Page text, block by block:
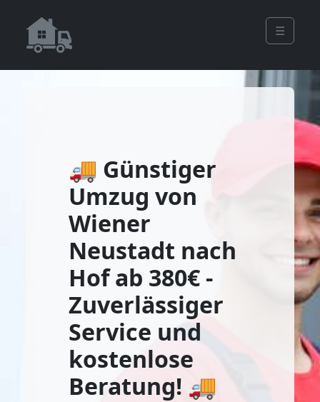
☰
🚚 Günstiger
Umzug von
Wiener
Neustadt nach
Hof ab 380€ -
Zuverlässiger
Service und
kostenlose
Beratung! 🚚